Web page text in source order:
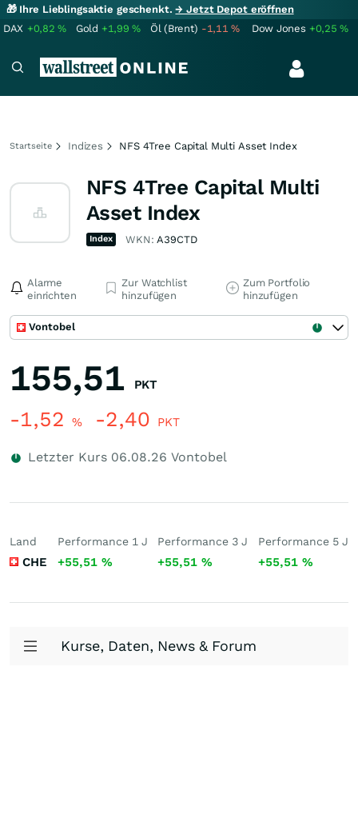
🎁 Ihre Lieblingsaktie geschenkt.→ Jetzt Depot eröffnen
DAX +0,82% Gold +1,99% Öl (Brent) -1,11% Dow Jones +0,25%
Startseite Indizes NFS 4Tree Capital Multi Asset Index
NFS 4Tree Capital Multi
Asset Index
Index WKN:A39CTD
Alarme
einrichten
Zur Watchlist
hinzufügen
Zum Portfolio
hinzufügen
Vontobel
155,51 PKT
-1,52 % -2,40 PKT
Letzter Kurs 06.08.26 Vontobel
Land
CHE
Performance 1 J
+55,51 %
Performance 3 J
+55,51%
Performance 5 J
+55,51 %
Kurse, Daten, News & Forum